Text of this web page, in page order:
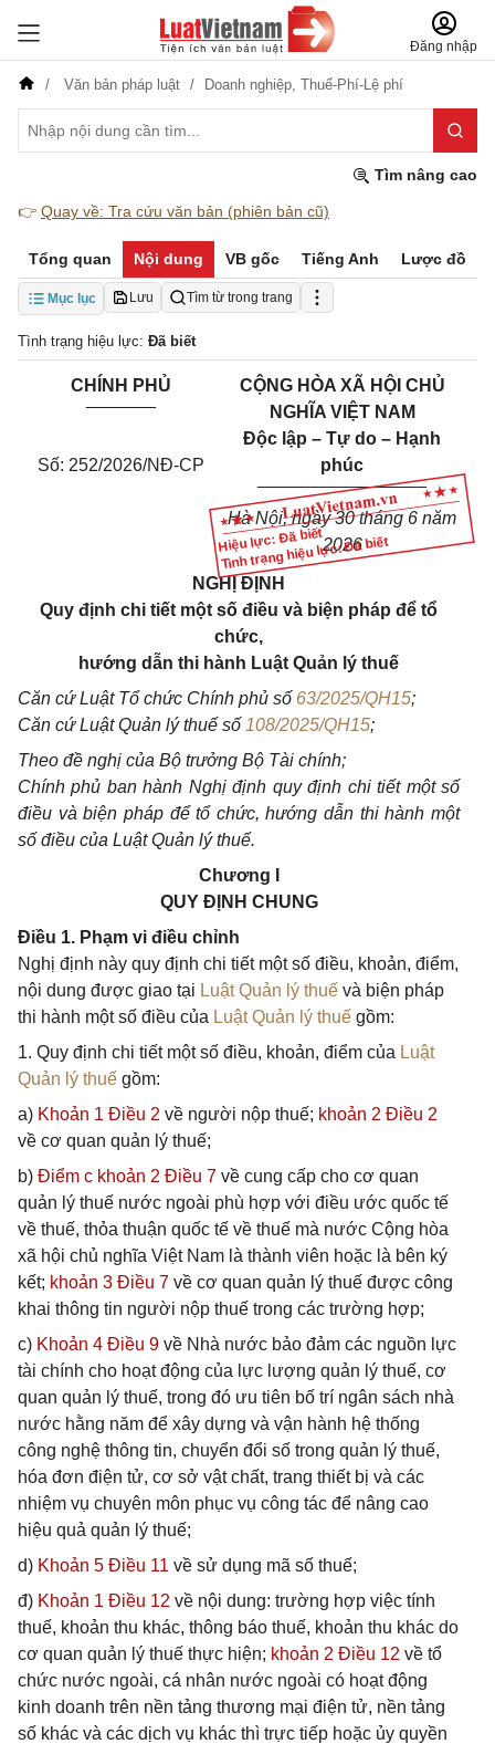
Đăng nhập
Văn bản pháp luật Doanh nghiệp, Thuế-Phí-Lệ phí
Tìm nâng cao
👉 Quay về: Tra cứu văn bản (phiên bản cũ)
Tổng quan Nội dung VB gốc Tiếng Anh Lược đồ
Mục lục Lưu Tìm từ trong trang
Tình trạng hiệu lực: Đã biết
Hiệu lực: Đã biết
Tình trạng hiệu lực: Đã biết
CHÍNH PHỦ
Số: 252/2026/NĐ-CP
CỘNG HÒA XÃ HỘI CHỦ
NGHĨA VIỆT NAM
Độc lập – Tự do – Hạnh
phúc
_________________
Hà Nội, ngày 30 tháng 6 năm
2026
NGHỊ ĐỊNH
Quy định chi tiết một số điều và biện pháp để tổ
chức,
hướng dẫn thi hành Luật Quản lý thuế
Căn cứ Luật Tổ chức Chính phủ số 63/2025/QH15;
Căn cứ Luật Quản lý thuế số 108/2025/QH15;
Theo đề nghị của Bộ trưởng Bộ Tài chính;
Chính phủ ban hành Nghị định quy định chi tiết một số
điều và biện pháp để tổ chức, hướng dẫn thi hành một
số điều của Luật Quản lý thuế.
Chương I
QUY ĐỊNH CHUNG
Điều 1. Phạm vi điều chỉnh
Nghị định này quy định chi tiết một số điều, khoản, điểm,
nội dung được giao tại Luật Quản lý thuế và biện pháp
thi hành một số điều của Luật Quản lý thuế gồm:
1. Quy định chi tiết một số điều, khoản, điểm của Luật
Quản lý thuế gồm:
a) Khoản 1 Điều 2 về người nộp thuế; khoản 2 Điều 2
về cơ quan quản lý thuế;
b) Điểm c khoản 2 Điều 7 về cung cấp cho cơ quan
quản lý thuế nước ngoài phù hợp với điều ước quốc tế
về thuế, thỏa thuận quốc tế về thuế mà nước Cộng hòa
xã hội chủ nghĩa Việt Nam là thành viên hoặc là bên ký
kết; khoản 3 Điều 7 về cơ quan quản lý thuế được công
khai thông tin người nộp thuế trong các trường hợp;
c) Khoản 4 Điều 9 về Nhà nước bảo đảm các nguồn lực
tài chính cho hoạt động của lực lượng quản lý thuế, cơ
quan quản lý thuế, trong đó ưu tiên bố trí ngân sách nhà
nước hằng năm để xây dựng và vận hành hệ thống
công nghệ thông tin, chuyển đổi số trong quản lý thuế,
hóa đơn điện tử, cơ sở vật chất, trang thiết bị và các
nhiệm vụ chuyên môn phục vụ công tác để nâng cao
hiệu quả quản lý thuế;
d) Khoản 5 Điều 11 về sử dụng mã số thuế;
đ) Khoản 1 Điều 12 về nội dung: trường hợp việc tính
thuế, khoản thu khác, thông báo thuế, khoản thu khác do
cơ quan quản lý thuế thực hiện; khoản 2 Điều 12 về tổ
chức nước ngoài, cá nhân nước ngoài có hoạt động
kinh doanh trên nền tảng thương mại điện tử, nền tảng
số khác và các dịch vụ khác thì trực tiếp hoặc ủy quyền